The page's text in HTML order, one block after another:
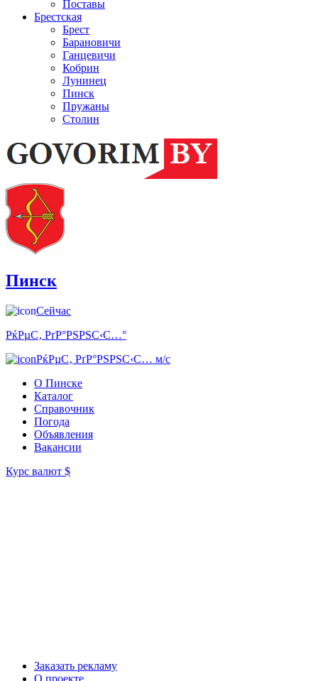
Поставы
Брестская
Брест
Барановичи
Ганцевичи
Кобрин
Лунинец
Пинск
Пружаны
Столин
Пинск
Сейчас
РќРµС‚ РґР°РЅРЅС‹С…°
РќРµС‚ РґР°РЅРЅС‹С… м/с
О Пинске
Каталог
Справочник
Погода
Объявления
Вакансии
Курс валют $
Заказать рекламу
О проекте